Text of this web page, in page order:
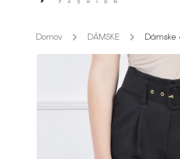
Domov / DÁMSKE / Dámske